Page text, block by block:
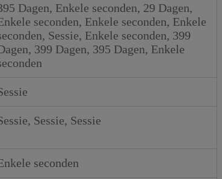
Dagen, Enkele seconden, 29 Dagen,
seconden, Enkele seconden, Enkele
Sessie, Enkele seconden, 399
399 Dagen, 395 Dagen, Enkele
Sessie, Sessie
seconden